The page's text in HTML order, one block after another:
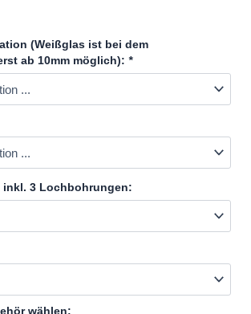
(Weißglas ist bei dem
ab 10mm möglich): *
3 Lochbohrungen:
wählen: